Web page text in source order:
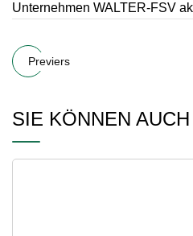
Unternehmen WALTER-FSV
Previers
SIE KÖNNEN